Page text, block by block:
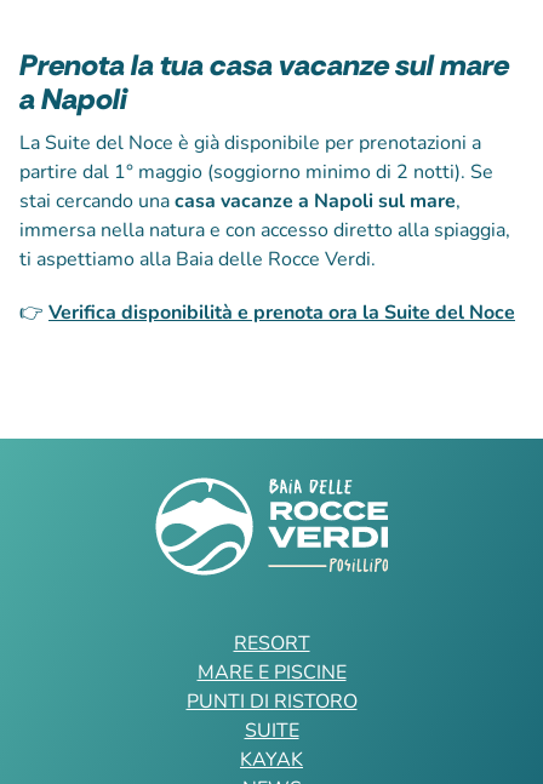
Prenota la tua casa vacanze sul mare
a Napoli
La Suite del Noce è già disponibile per prenotazioni a
partire dal 1° maggio (soggiorno minimo di 2 notti). Se
stai cercando unacasa vacanze a Napoli sul mare,
immersa nella natura e con accesso diretto alla spiaggia,
ti aspettiamo alla Baia delle Rocce Verdi.
👉 Verifica disponibilità e prenota ora la Suite del Noce
RESORT
MARE E PISCINE
PUNTI DI RISTORO
SUITE
KAYAK